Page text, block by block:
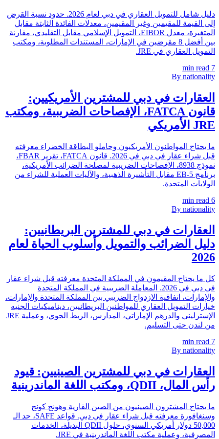
دليل شامل للتمويل العقاري في دبي لعام 2026. حدود نسبة القرض
إلى القيمة للمقيمين وغير المقيمين، معدلات الفائدة الثابتة مقابل
المتغيرة، معدل EIBOR، التمويل الإسلامي مقابل التقليدي، مقارنة
بين أفضل 8 مقرضين في الإمارات، المستندات المطلوبة، ومكتب
التمويل العقاري في JRE.
7
By nationality
العقارات في دبي للمشترين الأمريكيين:
قانون FATCA، الإفصاحات الضريبية، ومكتب
JRE الأمريكي
ما يحتاج المواطنون الأمريكيون وحاملو البطاقة الخضراء معرفته
قبل شراء عقار في دبي في 2026. قانون FATCA، تقرير FBAR،
نموذج 8938، الإفصاحات الضريبية لمصلحة الضرائب الأمريكية،
برنامج EB-5 مقابل التأشيرة الذهبية، والآليات العملية للشراء من
الولايات المتحدة.
6
By nationality
العقارات في دبي للمشترين البريطانيين:
دليل الضرائب والتمويل وأسلوب الحياة لعام
2026
كل ما يحتاج المقيمون في المملكة المتحدة معرفته قبل شراء عقار
في دبي في 2026. المعاملة الضريبية في المملكة المتحدة
والإمارات، اتفاقية الازدواج الضريبي بين المملكة المتحدة والإمارات،
خيارات التمويل العقاري للمواطنين البريطانيين، ديناميكيات الجنيه
الإسترليني والدرهم الإماراتي، المدارس، الربط الجوي، وعملية JRE
من لندن حتى التسليم.
7
By nationality
العقارات في دبي للمشترين الصينيين: قيود
رأس المال، QDII، ومكتب اللغة الماندرينية
ما يحتاج المشترون الصينيون من الصين القارية وهونج كونج
وسنغافورة معرفته قبل شراء عقار في دبي. قواعد SAFE، حد الـ
50,000 دولار أمريكي السنوي، حلول QDII البديلة، الخدمات
المصرفية، وعملية مكتب اللغة الماندرينية في JRE.